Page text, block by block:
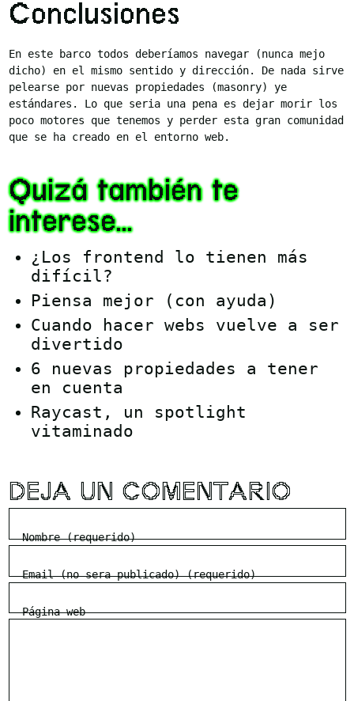
Conclusiones
En este barco todos deberíamos navegar (nunca mejo
dicho) en el mismo sentido y dirección. De nada sirve
pelearse por nuevas propiedades (masonry) ye
estándares. Lo que seria una pena es dejar morir los
poco motores que tenemos y perder esta gran comunidad
que se ha creado en el entorno web.
Quizá también te
interese...
¿Los frontend lo tienen más
difícil?
Piensa mejor (con ayuda)
Cuando hacer webs vuelve a ser
divertido
6 nuevas propiedades a tener
en cuenta
Raycast, un spotlight
vitaminado
DEJA UN COMENTARIO
Nombre (requerido)
Email (no sera publicado) (requerido)
Página web